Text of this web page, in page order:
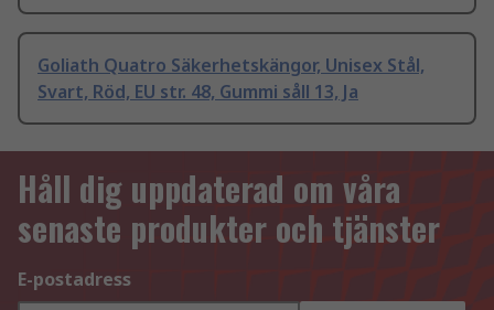
Goliath Quatro Säkerhetskängor, Unisex Stål,
Svart, Röd, EU str. 48, Gummi såll 13, Ja
Håll dig uppdaterad om våra
senaste produkter och tjänster
E-postadress